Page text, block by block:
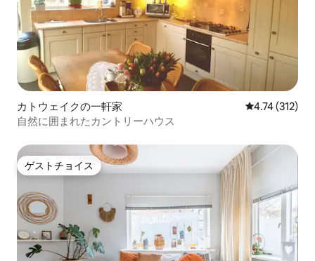
カトウェイクの一軒家 レビュー312
4.74 (312)
自然に囲まれたカントリーハウス
ゲストチョイス
ゲストチョイス